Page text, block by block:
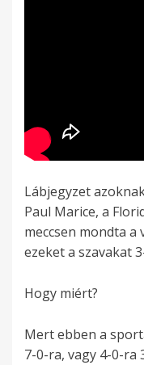
Lábjegyzet
Paul Marice, a
meccsen mondta
ezeket a szavakat
Hogy miért?
Mert ebben a
7-0-ra, vagy 4-0-ra